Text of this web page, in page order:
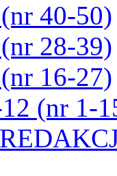
40-50)
28-39)
16-27)
(nr 1-